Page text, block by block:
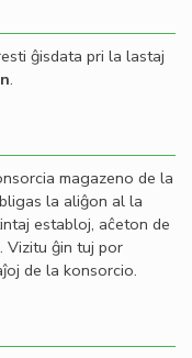
ĝisdata pri la lastaj
.
magazeno de la
la aliĝon al la
establoj, aĉeton de
Vizitu ĝin tuj por
de la konsorcio.